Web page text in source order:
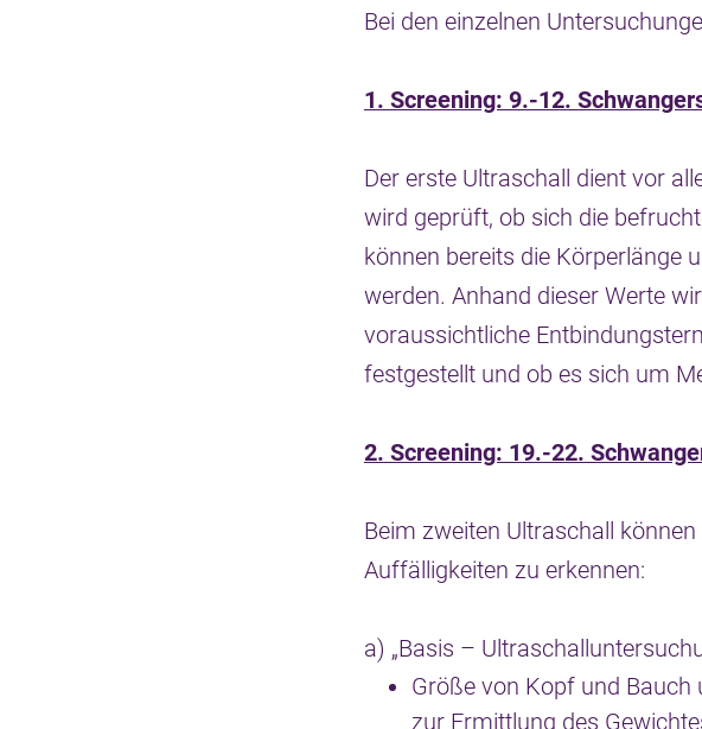
Bei den einzelnen
1. Screening: 9.-12.
Der erste Ultraschall dient vor
wird geprüft, ob sich die
können bereits die Körperlänge
werden. Anhand dieser Werte
voraussichtliche
festgestellt und ob es sich um
2. Screening: 19.-22.
Beim zweiten Ultraschall
Auffälligkeiten zu erkennen:
a) „Basis –
Größe von Kopf und Bauch
zur Ermittlung des